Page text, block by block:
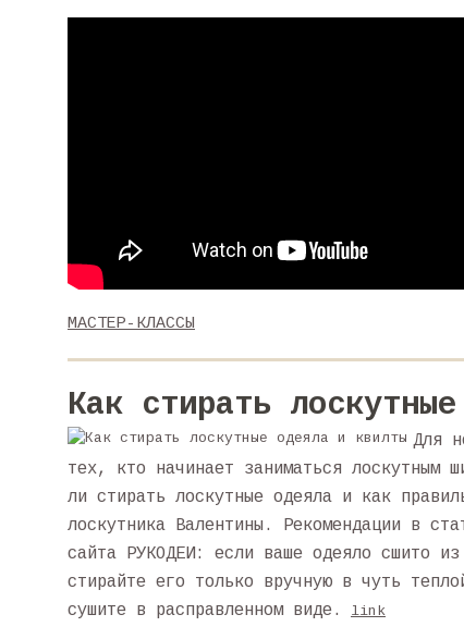
МАСТЕР-КЛАССЫ
Как стирать
Для
тех, кто начинает заниматься лоскутным
ли стирать лоскутные одеяла и как
лоскутника Валентины. Рекомендации в
сайта РУКОДЕИ: если ваше одеяло сшито из
стирайте его только вручную в чуть
сушите в расправленном виде.
link